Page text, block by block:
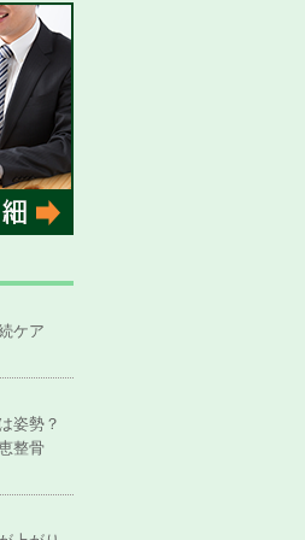
ケア
姿勢？
整骨